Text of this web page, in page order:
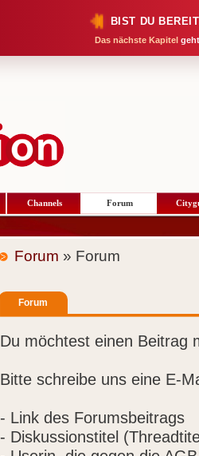
BIST DU
Das nächste Kapitel
Channels Forum
Forum » Forum
Forum
Du möchtest einen Beitrag
Bitte schreibe uns eine E-
- Link des Forumsbeitrags
- Diskussionstitel